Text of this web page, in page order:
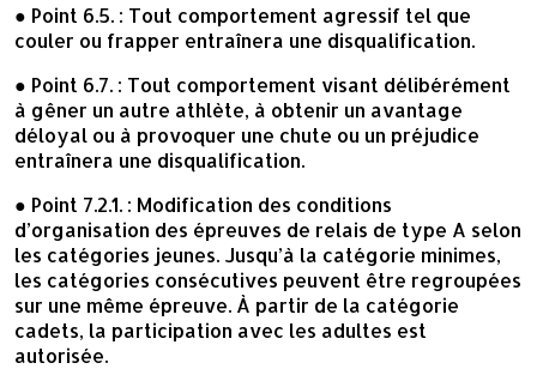
● Point 6.5. : Tout comportement agressif tel que
couler ou frapper entraînera une disqualification.
● Point 6.7. : Tout comportement visant délibérément
à gêner un autre athlète, à obtenir un avantage
déloyal ou à provoquer une chute ou un préjudice
entraînera une disqualification.
● Point 7.2.1. : Modification des conditions
d’organisation des épreuves de relais de type A selon
les catégories jeunes. Jusqu’à la catégorie minimes,
les catégories consécutives peuvent être regroupées
sur une même épreuve. À partir de la catégorie
cadets, la participation avec les adultes est
autorisée.